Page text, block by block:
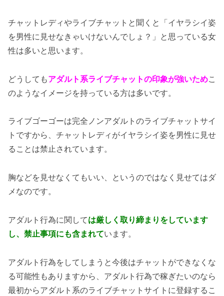
チャットレディやライブチャットと聞くと「イヤラシイ姿
を男性に見せなきゃいけないんでしょ？」と思っている女
性は多いと思います。
どうしてもアダルト系ライブチャットの印象が強いためこ
のようなイメージを持っている方は多いです。
ライブゴーゴーは完全ノンアダルトのライブチャットサイ
トですから、チャットレディがイヤラシイ姿を男性に見せ
ることは禁止されています。
胸などを見せなくてもいい、というのではなく見せてはダ
メなのです。
アダルト行為に関しては厳しく取り締まりをしています
し、禁止事項にも含まれています。
アダルト行為をしてしまうと今後はチャットができなくな
る可能性もありますから、アダルト行為で稼ぎたいのなら
最初からアダルト系のライブチャットサイトに登録するこ